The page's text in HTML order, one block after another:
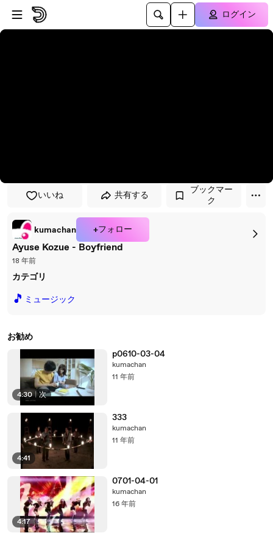
プレイヤーにスキップ
メインコンテンツにスキップ
ログイン
いいね 共有する
ブックマー
ク
kumachan +フォロー
Ayuse Kozue - Boyfriend
18 年前
カテゴリ
🎵 ミュージック
お勧め
4:30 | 次
p0610-03-04
kumachan
11 年前
4:41
333
kumachan
11 年前
4:17
0701-04-01
kumachan
16 年前